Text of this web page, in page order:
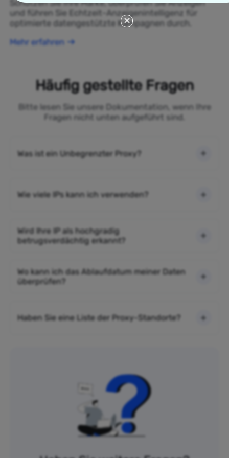
Schützen Sie Ihre Marke, überprüfen Sie Anzeigen
und führen Sie Echtzeit-Anzeigenintelligenz für
optimierte datengestützte Kampagnen durch.
Mehr erfahren
Häufig gestellte Fragen
Bitte lesen Sie unsere Dokumentation, wenn Ihre
Fragen nicht unten aufgeführt sind.
Was ist ein Unbegrenzter Proxy?
Wie viele IPs kann ich verwenden?
Wird Ihre IP als hochgradig
betrugsverdächtig erkannt?
Wo kann ich das Ablaufdatum meiner Daten
überprüfen?
Haben Sie eine Liste der Proxy-Standorte?